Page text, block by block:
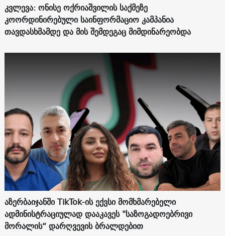
კვლევა: ონისე ოქრიაშვილის საქმეზე
კოორდინირებული საინფორმაციო კამპანია
თავდასხმამდე და მის შემდეგაც მიმდინარეობდა
აზერბაიჯანში TikTok-ის ექვსი მომხმარებელი
ადმინისტრაციულად დააკავეს "საზოგადოებრივი
მორალის“ დარღვევის ბრალდებით